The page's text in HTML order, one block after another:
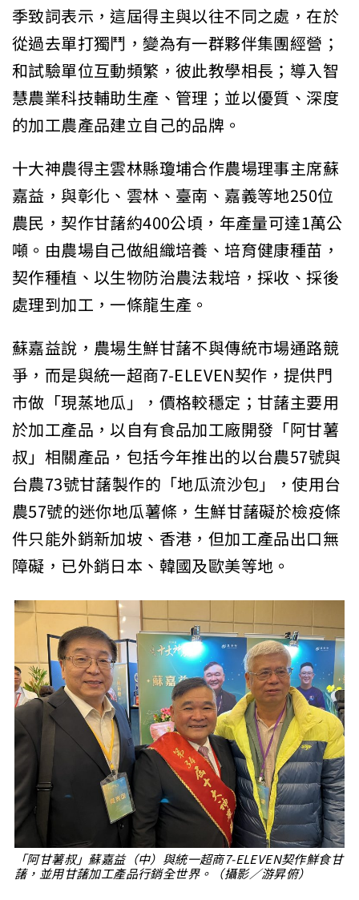
季致詞表示，這屆得主與以往不同之處，在於
從過去單打獨鬥，變為有一群夥伴集團經營；
和試驗單位互動頻繁，彼此教學相長；導入智
慧農業科技輔助生產、管理；並以優質、深度
的加工農產品建立自己的品牌。
十大神農得主雲林縣瓊埔合作農場理事主席蘇
嘉益，與彰化、雲林、臺南、嘉義等地250位
農民，契作甘藷約400公頃，年產量可達1萬公
噸。由農場自己做組織培養、培育健康種苗，
契作種植、以生物防治農法栽培，採收、採後
處理到加工，一條龍生產。
蘇嘉益說，農場生鮮甘藷不與傳統市場通路競
爭，而是與統一超商7-ELEVEN契作，提供門
市做「現蒸地瓜」，價格較穩定；甘藷主要用
於加工產品，以自有食品加工廠開發「阿甘薯
叔」相關產品，包括今年推出的以台農57號與
台農73號甘藷製作的「地瓜流沙包」，使用台
農57號的迷你地瓜薯條，生鮮甘藷礙於檢疫條
件只能外銷新加坡、香港，但加工產品出口無
障礙，已外銷日本、韓國及歐美等地。
「阿甘薯叔」蘇嘉益（中）與統一超商7-ELEVEN契作鮮食甘
藷，並用甘藷加工產品行銷全世界。（攝影／游昇俯）